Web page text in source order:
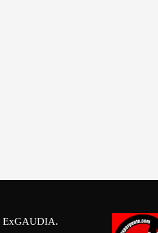
ExGAUDIA.